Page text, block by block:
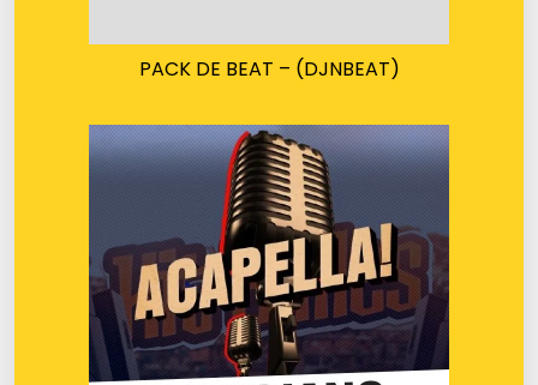
PACK DE BEAT – (DJNBEAT)